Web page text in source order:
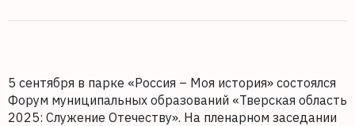
5 сентября в парке «Россия – Моя история» состоялся
Форум муниципальных образований «Тверская область
2025: Служение Отечеству». На пленарном заседании